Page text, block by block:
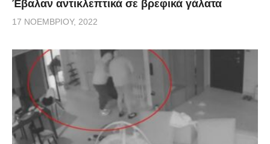
Έβαλαν αντικλεπτικά σε βρεφικά γάλατα
17 ΝΟΕΜΒΡΊΟΥ, 2022